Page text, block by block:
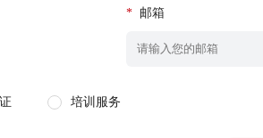
* 邮箱
培训服务